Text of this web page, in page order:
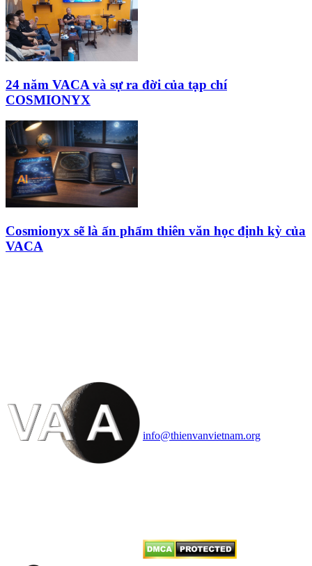
24 năm VACA và sự ra đời của tạp chí
COSMIONYX
Cosmionyx sẽ là ấn phẩm thiên văn học định kỳ của
VACA
info@thienvanvietnam.org